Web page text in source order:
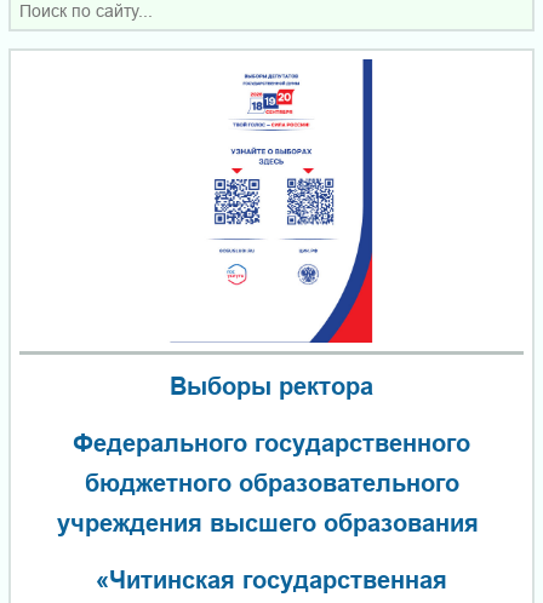
Выборы ректора
Федерального государственного
бюджетного образовательного
учреждения высшего образования
«Читинская государственная